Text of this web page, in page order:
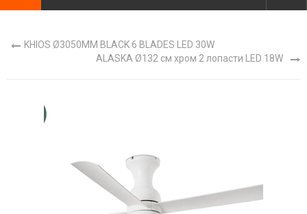
KHIOS Ø3050MM BLACK 6 BLADES LED 30W
ALASKA Ø132 см хром 2 лопасти LED 18W